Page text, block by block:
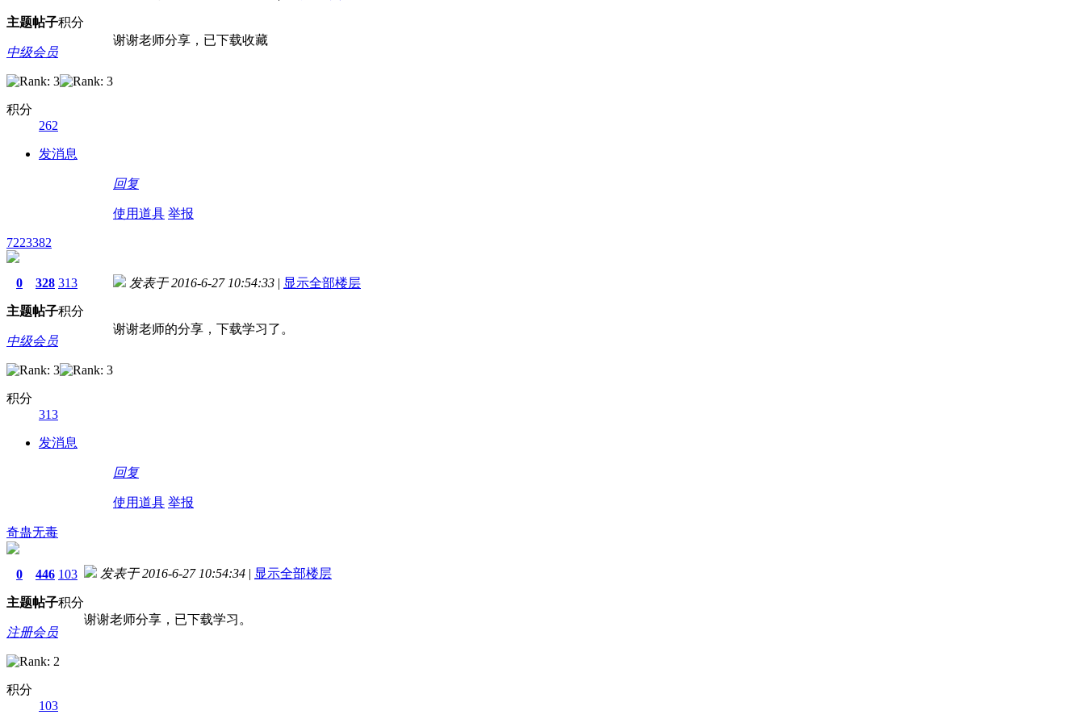
主题帖子积分
中级会员
积分
262
发消息
谢谢老师分享，已下载收藏
回复
使用道具 举报
7223382
0
主题
328
帖子
313
积分
中级会员
积分
313
发消息
发表于 2016-6-27 10:54:33 | 显示全部楼层
谢谢老师的分享，下载学习了。
回复
使用道具 举报
奇蛊无毒
0
主题
446
帖子
103
积分
注册会员
积分
103
发表于 2016-6-27 10:54:34 | 显示全部楼层
谢谢老师分享，已下载学习。